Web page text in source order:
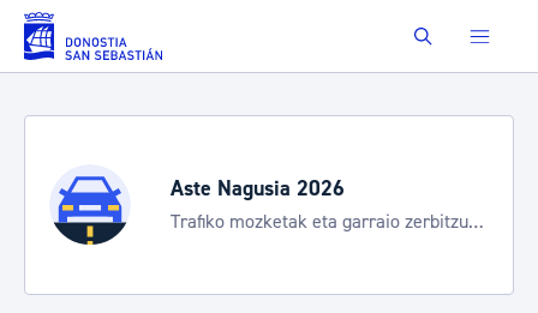
Eduki nagusira joan Buscar
Aste Nagusia 2026
Trafiko mozketak eta garraio zerbitzu